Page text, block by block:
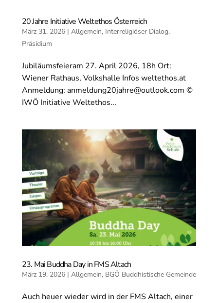
20 Jahre Initiative Weltethos Österreich
März 31, 2026| Allgemein, Interreligiöser Dialog,
Präsidium
Jubiläumsfeieram 27. April 2026, 18h Ort:
Wiener Rathaus, Volkshalle Infos weltethos.at
Anmeldung: anmeldung20jahre@outlook.com ©
IWÖ Initiative Weltethos...
23. Mai Buddha Day in FMS Altach
März 19, 2026| Allgemein, BGÖ Buddhistische Gemeinde
Auch heuer wieder wird in der FMS Altach, einer